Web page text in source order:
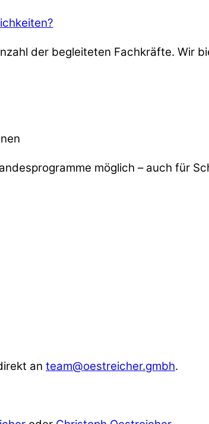
der begleiteten Fachkräfte. Wir
möglich – auch für
an team@oestreicher.gmbh.